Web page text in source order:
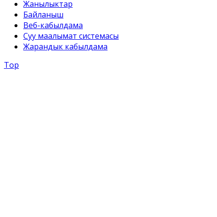
Жанылыктар
Байланыш
Веб-кабылдама
Суу маалымат системасы
Жарандык кабылдама
Top